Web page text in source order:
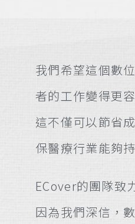
我們希望這個數
者的工作變得更
這不僅可以節省
保醫療行業能夠
ECover的團隊致
因為我們深信，